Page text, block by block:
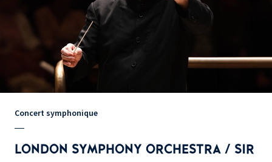
Concert symphonique
LONDON SYMPHONY ORCHESTRA / SIR